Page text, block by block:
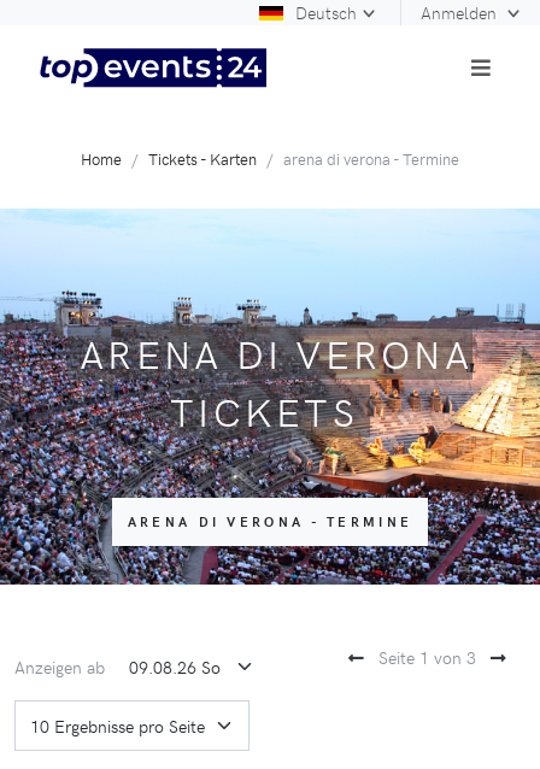
Deutsch Anmelden
Home Tickets - Karten arena di verona - Termine
ARENA DI VERONA
TICKETS
ARENA DI VERONA - TERMINE
Anzeigen ab Seite 1 von 3